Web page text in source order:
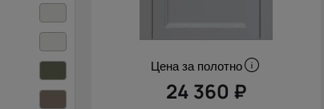
Цена за полотно
24 360 ₽